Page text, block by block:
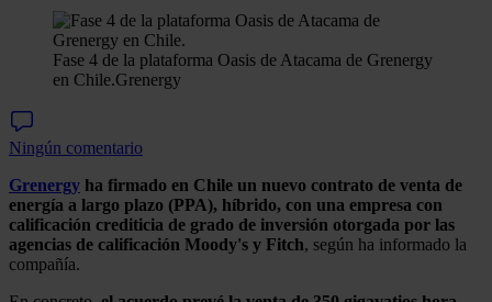
Fase 4 de la plataforma Oasis de Atacama de Grenergy
en Chile.Grenergy
Ningún comentario
Grenergy ha firmado en Chile un nuevo contrato de venta de
energía a largo plazo (PPA), híbrido, con una empresa con
calificación crediticia de grado de inversión otorgada por las
agencias de calificación Moody's y Fitch, según ha informado la
compañía.